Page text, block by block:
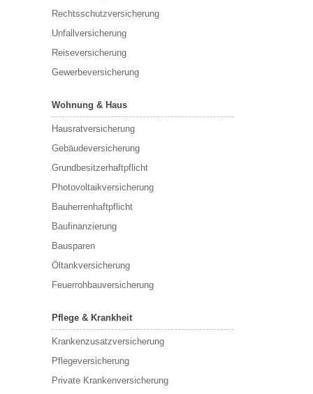
Rechtsschutzversicherung
Unfallversicherung
Reiseversicherung
Gewerbeversicherung
Wohnung & Haus
Hausratversicherung
Gebäudeversicherung
Grundbesitzerhaftpflicht
Photovoltaikversicherung
Bauherrenhaftpflicht
Baufinanzierung
Bausparen
Öltankversicherung
Feuerrohbauversicherung
Pflege & Krankheit
Krankenzusatzversicherung
Pflegeversicherung
Private Krankenversicherung